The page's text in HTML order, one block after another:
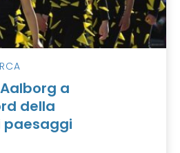
a
della
paesaggi